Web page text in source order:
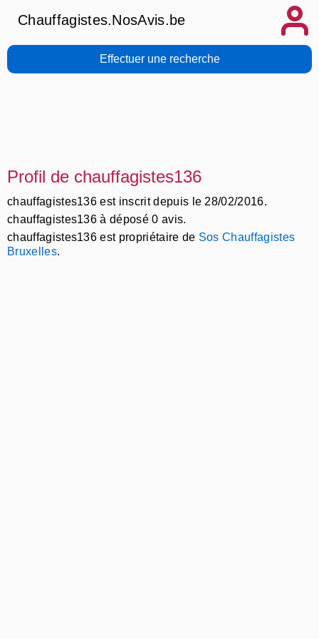
Chauffagistes.NosAvis.be
Effectuer une recherche
Profil de chauffagistes136
chauffagistes136 est inscrit depuis le 28/02/2016.
chauffagistes136 à déposé 0 avis.
chauffagistes136 est propriétaire de Sos Chauffagistes
Bruxelles.